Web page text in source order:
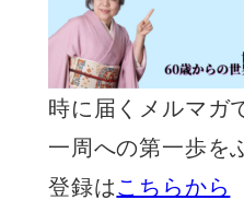
時に届くメルマガ
一周への第一歩を
登録はこちらから